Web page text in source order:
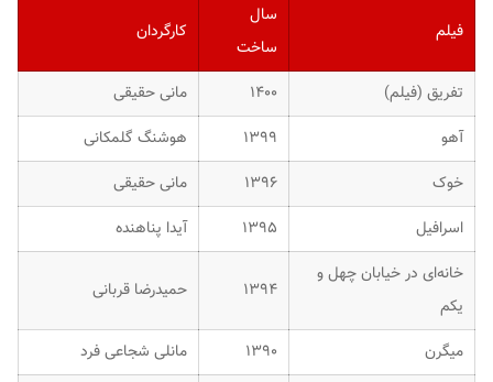
فیلم
سال
ساخت
کارگردان
تفریق (فیلم) ۱۴۰۰
مانی حقیقی
آهو
۱۳۹۹
هوشنگ گلمکانی
خوک
۱۳۹۶
مانی حقیقی
اسرافیل
۱۳۹۵
آیدا پناهنده
خانه‌ای در خیابان چهل و
یکم
۱۳۹۴ حمیدرضا قربانی
میگرن ۱۳۹۰
مانلی شجاعی فرد